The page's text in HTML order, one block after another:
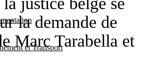
et Transport
la demande de
Marc Tarabella et